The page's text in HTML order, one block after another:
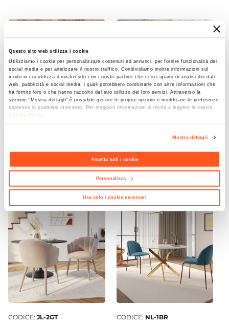
Questo sito web utilizza i cookie
Utilizziamo i cookie per personalizzare contenuti ed annunci, per fornire funzionalità dei
social media e per analizzare il nostro traffico. Condividiamo inoltre informazioni sul
modo in cui utilizza il nostro sito con i nostri partner che si occupano di analisi dei dati
web, pubblicità e social media, i quali potrebbero combinarle con altre informazioni che
ha fornito loro o che hanno raccolto dal suo utilizzo dei loro servizi. Attraverso la
sezione "Mostra dettagli" è possibile gestire le proprie opzioni e modificare le preferenze
espresse in qualsiasi momento. Per maggiori informazioni si invita a leggere la nostra
Cookie Policy
Mostra dettagli
Accetta tutti i cookie
Personalizza
Usa solo i cookie necessari
Non inclusa
Compatibile Con Lampadina
E 14
Finitura
Opaca
Materiale Struttura
Ceramica
Cotone|Poliestere
Altezza
Dimensioni Struttura
Ø 13 cm
Colore
Grigio
Destinazione D'uso
Interno
Serie
Cleopatra
grigio gambe oro - Oden
con gambe oro - Oden
€ 96,00
CODICE: JL-2GT CODICE: NL-1BR